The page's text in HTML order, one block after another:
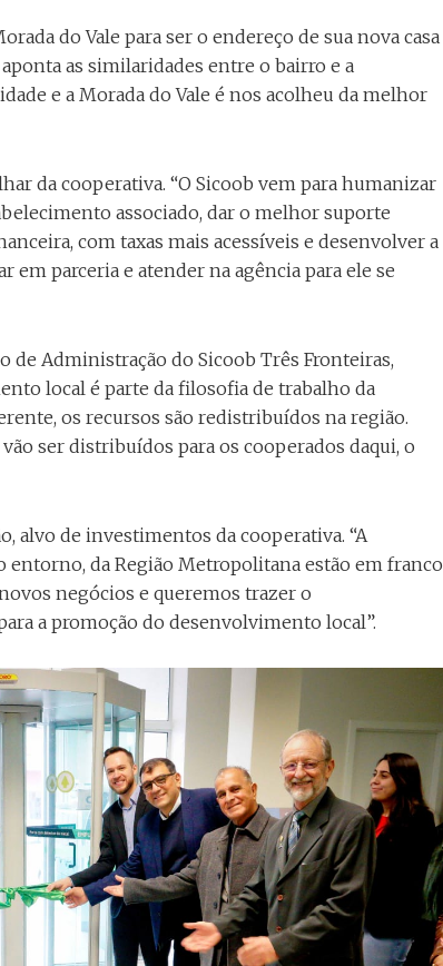
do Vale para ser o endereço de sua nova casa
as similaridades entre o bairro e a
e a Morada do Vale é nos acolheu da melhor
da cooperativa. “O Sicoob vem para humanizar
associado, dar o melhor suporte
com taxas mais acessíveis e desenvolver a
em parceria e atender na agência para ele se
Administração do Sicoob Três Fronteiras,
local é parte da filosofia de trabalho da
os recursos são redistribuídos na região.
ser distribuídos para os cooperados daqui, o
alvo de investimentos da cooperativa. “A
entorno, da Região Metropolitana estão em franco
negócios e queremos trazer o
a promoção do desenvolvimento local”.